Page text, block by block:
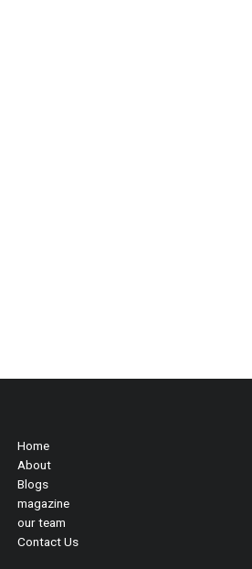
Home
About
Blogs
magazine
our team
Contact Us